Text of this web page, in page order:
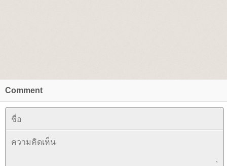
Comment